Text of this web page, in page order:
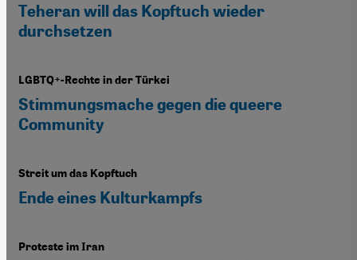
Teheran will das Kopftuch wieder
durchsetzen
LGBTQ+-Rechte in der Türkei
Stimmungsmache gegen die queere
Community
Streit um das Kopftuch
Ende eines Kulturkampfs
Proteste im Iran